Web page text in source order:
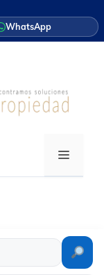
WhatsApp
MENÚ